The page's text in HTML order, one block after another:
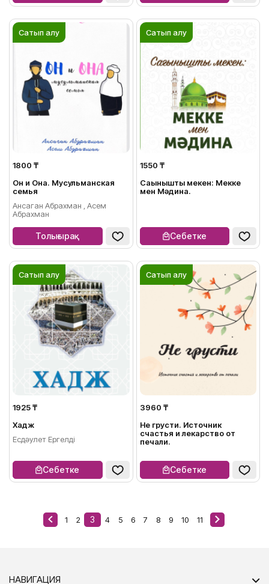
Сатып алу
1800 ₸
Он и Она. Мусульманская
семья
Ансаган Абрахман , Асем
Абрахман
Толығырақ
Сатып алу
1550 ₸
Сағынышты мекен: Мекке
мен Мәдина.
Себетке
Сатып алу
1925 ₸
Хадж
Есдәулет Ергелді
Себетке
Сатып алу
3960 ₸
Не грусти. Источник
счастья и лекарство от
печали.
Себетке
1 2 3 4 5 6 7 8 9 10 11
НАВИГАЦИЯ